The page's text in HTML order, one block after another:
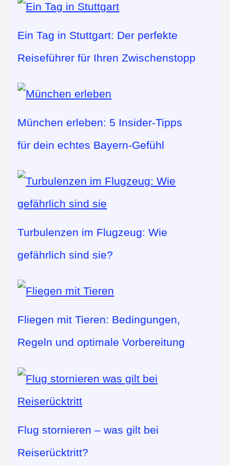
Ein Tag in Stuttgart: Der perfekte
Reiseführer für Ihren Zwischenstopp
München erleben: 5 Insider-Tipps
für dein echtes Bayern-Gefühl
Turbulenzen im Flugzeug: Wie
gefährlich sind sie?
Fliegen mit Tieren: Bedingungen,
Regeln und optimale Vorbereitung
Flug stornieren – was gilt bei
Reiserücktritt?